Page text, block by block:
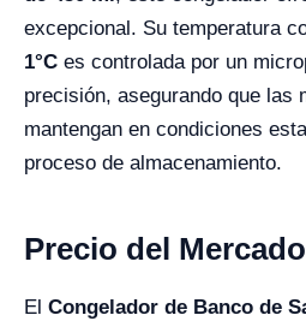
excepcional. Su temperatura
1°C es controlada por un
precisión, asegurando que las
mantengan en condiciones
proceso de almacenamiento.
Precio del Mercado
El Congelador de Banco de